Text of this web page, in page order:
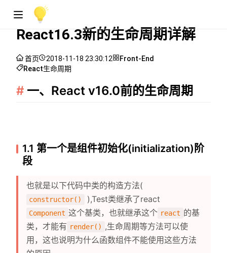
React16.3新的生命周期详解
首页 2018-11-18 23:30:12
Front-End
React生命周期
一、React v16.0前的生命周期
1.1 第一个是组件初始化(initialization)阶
段
也就是以下代码中类的构造方法(
constructor() ),Test类继承了react
Component 这个基类，也就继承这个 react 的基
类，才能有 render() ,生命周期等方法可以使
用，这也说明为什么函数组件不能使用这些方法